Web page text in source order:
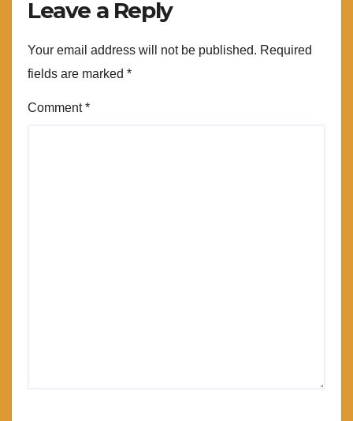
Leave a Reply
Your email address will not be published. Required
fields are marked *
Comment*